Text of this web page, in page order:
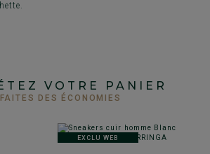
VOTRE PANIER
DES ÉCONOMIES
EXCLU WEB